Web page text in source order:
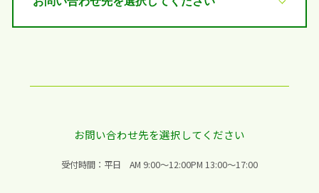
お問い合わせ先を選択してください
受付時間：平日 AM 9:00〜12:00PM 13:00〜17:00